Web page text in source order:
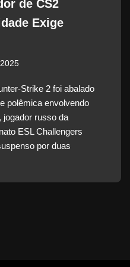
de CS2
Exige
Strike 2 foi abalado
polêmica envolvendo
jogador russo da
ESL Challengers
por duas